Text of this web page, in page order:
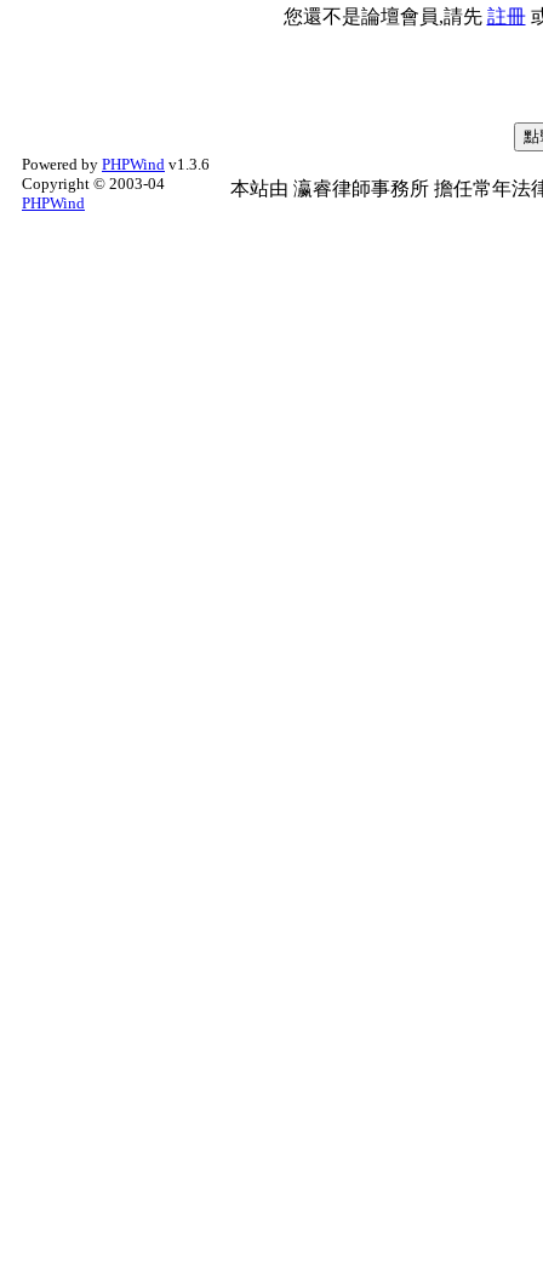
您還不是論壇會員,請先 註冊
Powered by PHPWind v1.3.6
Copyright © 2003-04
PHPWind
本站由 瀛睿律師事務所 擔任常年法